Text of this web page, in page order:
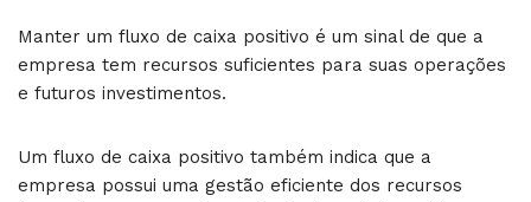
Manter um fluxo de caixa positivo é um sinal de que a
empresa tem recursos suficientes para suas operações
e futuros investimentos.
Um fluxo de caixa positivo também indica que a
empresa possui uma gestão eficiente dos recursos